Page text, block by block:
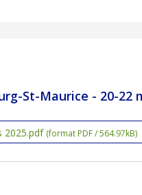
St-Maurice - 20-22
2025.pdf (format PDF / 564.97kB)